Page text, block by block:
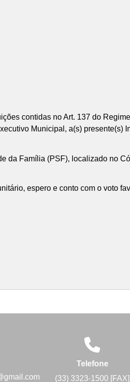
contidas no Art. 137 do
Municipal, a(s) presente(s)
da Família (PSF), localizado no
espero e conto com o voto
Telefone
(33) 3323-1500 [FAX]